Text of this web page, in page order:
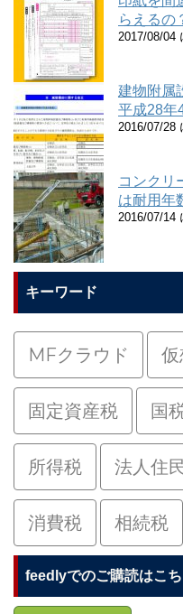
らえるの
2017/08/04
建物附属
平成28年
2016/07/28
コンクリ
は耐用年
2016/07/14
キーワード
MFクラウド
固定資産税 国
所得税 法人住
消費税 相続税
feedlyでのご購読はこ